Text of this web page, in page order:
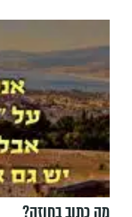
מה כתוב בחוזה?